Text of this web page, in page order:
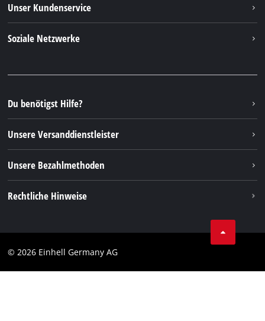
Nachhaltigkeit
Unser Kundenservice
FAQs
Rücksendungen / Widerruf
Verpackungsrichtlinien
Hinweise zur Batterieentsorgung
Vertrag widerrufen
Soziale Netzwerke
Instagram
TikTok
Pinterest
Linkedin
Du benötigst Hilfe?
Unsere Versanddienstleister
Unsere Bezahlmethoden
Rechtliche Hinweise
Impressum
© 2026 Einhell Germany AG